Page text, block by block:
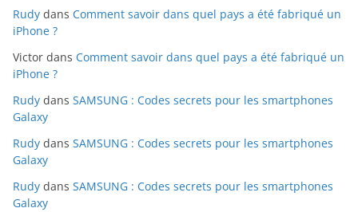
Rudy dans Comment savoir dans quel pays a été fabriqué un
iPhone ?
Victor dans Comment savoir dans quel pays a été fabriqué un
iPhone ?
Rudy dans SAMSUNG : Codes secrets pour les smartphones
Galaxy
Rudy dans SAMSUNG : Codes secrets pour les smartphones
Galaxy
Rudy dans SAMSUNG : Codes secrets pour les smartphones
Galaxy